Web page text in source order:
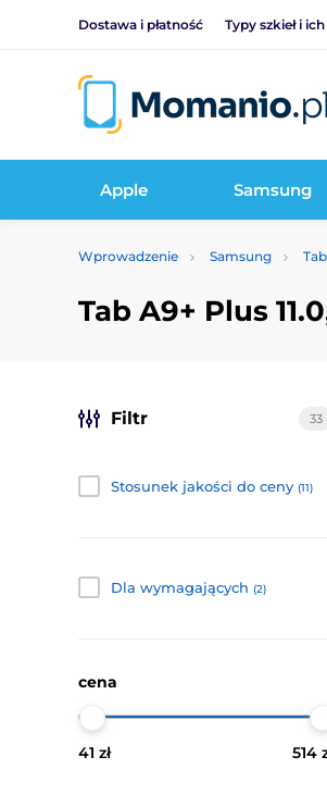
Dostawa i płatność Typy szkieł i
Apple Samsung
Wprowadzenie Samsung
Tab A9+ Plus
Filtr 33
Stosunek jakości do ceny (11)
Dla wymagających (2)
cena
41 zł 514